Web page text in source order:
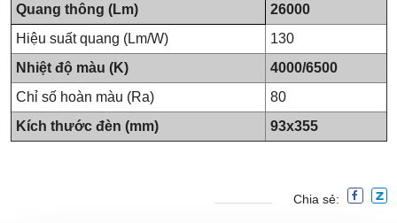
Quang thông (Lm)
26000
Hiệu suất quang (Lm/W)
130
Nhiệt độ màu (K)
4000/6500
Chỉ số hoàn màu (Ra)
80
Kích thước đèn (mm)
93x355
Chia sẻ: